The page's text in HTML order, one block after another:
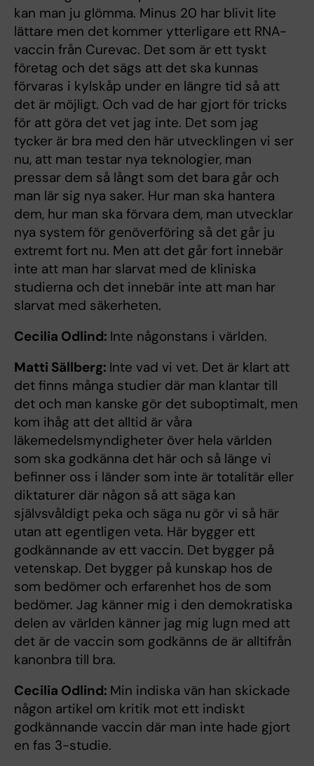
kan man ju glömma. Minus 20 har blivit lite
lättare men det kommer ytterligare ett RNA-
vaccin från Curevac. Det som är ett tyskt
företag och det sägs att det ska kunnas
förvaras i kylskåp under en längre tid så att
det är möjligt. Och vad de har gjort för tricks
för att göra det vet jag inte. Det som jag
tycker är bra med den här utvecklingen vi ser
nu, att man testar nya teknologier, man
pressar dem så långt som det bara går och
man lär sig nya saker. Hur man ska hantera
dem, hur man ska förvara dem, man utvecklar
nya system för genöverföring så det går ju
extremt fort nu. Men att det går fort innebär
inte att man har slarvat med de kliniska
studierna och det innebär inte att man har
slarvat med säkerheten.
Cecilia Odlind: Inte någonstans i världen.
Matti Sällberg: Inte vad vi vet. Det är klart att
det finns många studier där man klantar till
det och man kanske gör det suboptimalt, men
kom ihåg att det alltid är våra
läkemedelsmyndigheter över hela världen
som ska godkänna det här och så länge vi
befinner oss i länder som inte är totalitär eller
diktaturer där någon så att säga kan
självsvåldigt peka och säga nu gör vi så här
utan att egentligen veta. Här bygger ett
godkännande av ett vaccin. Det bygger på
vetenskap. Det bygger på kunskap hos de
som bedömer och erfarenhet hos de som
bedömer. Jag känner mig i den demokratiska
delen av världen känner jag mig lugn med att
det är de vaccin som godkänns de är alltifrån
kanonbra till bra.
Cecilia Odlind: Min indiska vän han skickade
någon artikel om kritik mot ett indiskt
godkännande vaccin där man inte hade gjort
en fas 3-studie.